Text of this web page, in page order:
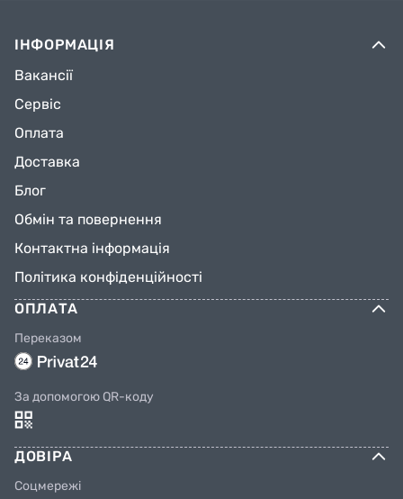
ІНФОРМАЦІЯ
Вакансії
Сервіс
Оплата
Доставка
Блог
Обмін та повернення
Контактна інформація
Політика конфіденційності
ОПЛАТА
Переказом
За допомогою QR-коду
ДОВІРА
Соцмережі